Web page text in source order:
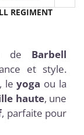
REGIMENT
de Barbell
et style.
leyoga ou la
haute, une
, parfaite pour